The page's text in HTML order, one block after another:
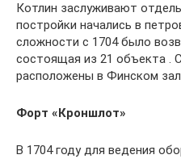
Котлин заслуживают
постройки начались в
сложности с 1704 было
состоящая из 21 объекта .
расположены в Финском
Форт «Кроншлот»
В 1704 году для ведения